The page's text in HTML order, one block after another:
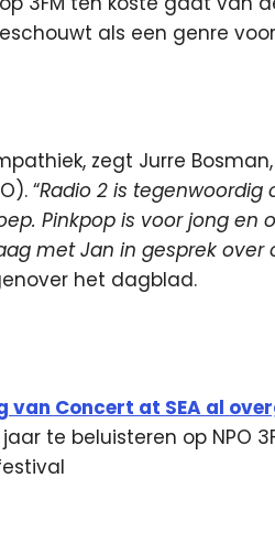
als een genre
zegt Jurre
“Radio 2 is tegenwoordig
Pinkpop is voor jong en
met Jan in gesprek over
het dagblad.
Concert at SEA al
te beluisteren op NPO